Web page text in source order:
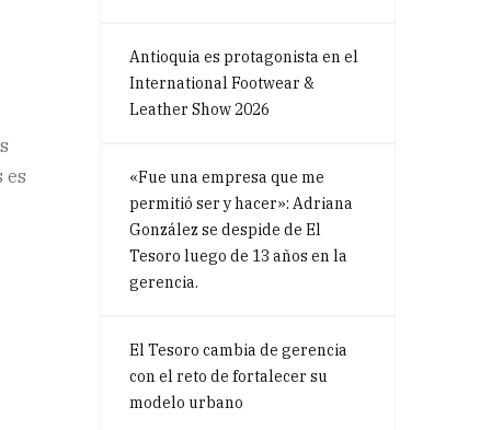
es
Antioquia es protagonista en el
International Footwear &
Leather Show 2026
«Fue una empresa que me
permitió ser y hacer»: Adriana
González se despide de El
Tesoro luego de 13 años en la
gerencia.
El Tesoro cambia de gerencia
con el reto de fortalecer su
modelo urbano